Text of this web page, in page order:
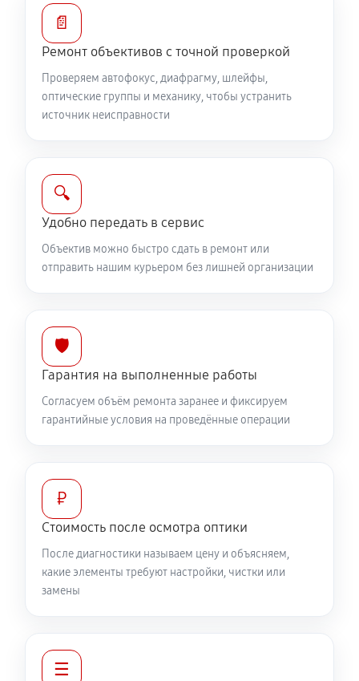
Ремонт электроники объектива Canon RF 50mm
F1.2L USM
810 руб 60 минут
Ремонт передней линзы объектива
720 руб 60 минут
Ремонт механических узлов
Ремонт кольца зуммирования
Разблокировка заклинивания
500 руб 60 минут
Замена светофильтра объектива Canon RF 50mm
F1.2L USM
810 руб 60 минут
📄
Ремонт объективов с точной проверкой
Проверяем автофокус, диафрагму, шлейфы,
оптические группы и механику, чтобы устранить
источник неисправности
🔍
Удобно передать в сервис
Объектив можно быстро сдать в ремонт или
отправить нашим курьером без лишней организации
🛡️
Гарантия на выполненные работы
Согласуем объём ремонта заранее и фиксируем
гарантийные условия на проведённые операции
₽
Стоимость после осмотра оптики
После диагностики называем цену и объясняем,
какие элементы требуют настройки, чистки или
замены
☰